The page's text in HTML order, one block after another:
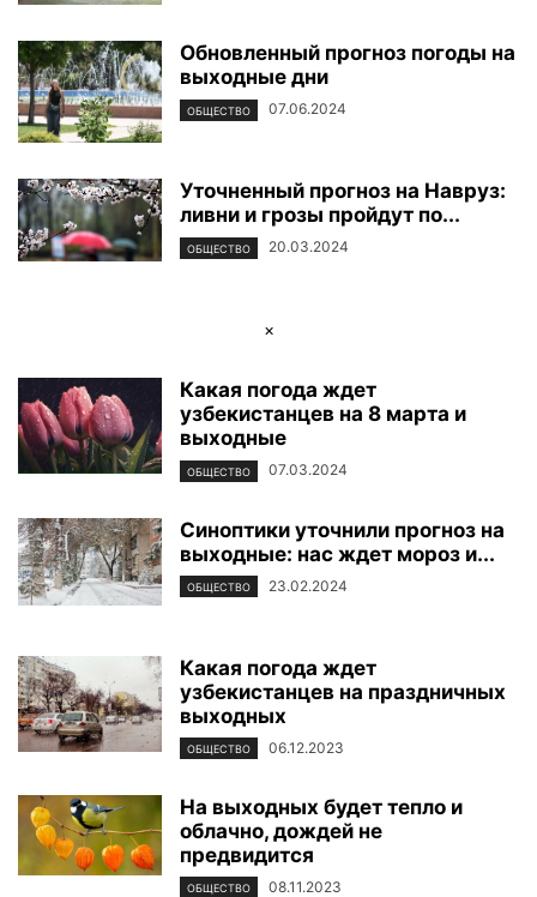
Обновленный прогноз погоды на
выходные дни
ОБЩЕСТВО 07.06.2024
Уточненный прогноз на Навруз:
ливни и грозы пройдут по...
ОБЩЕСТВО 20.03.2024
×
Какая погода ждет
узбекистанцев на 8 марта и
выходные
ОБЩЕСТВО 07.03.2024
Синоптики уточнили прогноз на
выходные: нас ждет мороз и...
ОБЩЕСТВО 23.02.2024
Какая погода ждет
узбекистанцев на праздничных
выходных
ОБЩЕСТВО 06.12.2023
На выходных будет тепло и
облачно, дождей не
предвидится
ОБЩЕСТВО 08.11.2023